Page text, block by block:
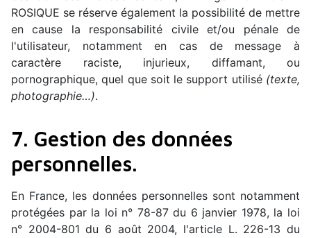
ROSIQUE se réserve également la possibilité de mettre
en cause la responsabilité civile et/ou pénale de
l'utilisateur, notamment en cas de message à
caractère raciste, injurieux, diffamant, ou
pornographique, quel que soit le support utilisé (texte,
photographie…).
7. Gestion des données
personnelles.
En France, les données personnelles sont notamment
protégées par la loi n° 78-87 du 6 janvier 1978, la loi
n° 2004-801 du 6 août 2004, l'article L. 226-13 du